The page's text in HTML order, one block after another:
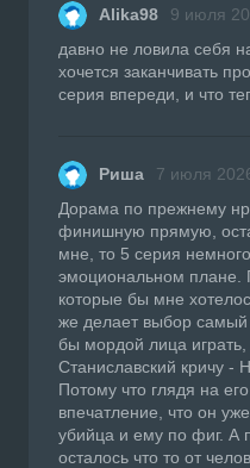
Alika98 9 июля
давно не ловила себя
хочется заканчивать
серия впереди, и что
Риша 7 июля
Дорама по прежнему
финишную прямую,
мне, то 5 серия
эмоциональном плане.
которые бы мне
же делает выбор
бы мордой лица
Станиславский кричу -
Потому что глядя на
впечатление, что он
убийца и ему по фиг. А
осталось что то от